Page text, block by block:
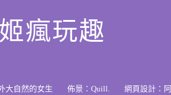
瘋玩趣
大自然的女生 佈景： Quill. 網頁設計：